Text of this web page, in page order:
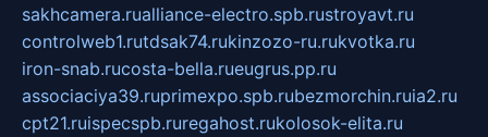
sakhcamera.rualliance-electro.spb.rustroyavt.ru
controlweb1.rutdsak74.rukinzozo-ru.rukvotka.ru
iron-snab.rucosta-bella.rueugrus.pp.ru
associaciya39.ruprimexpo.spb.rubezmorchin.ruia2.ru
cpt21.ruispecspb.ruregahost.rukolosok-elita.ru